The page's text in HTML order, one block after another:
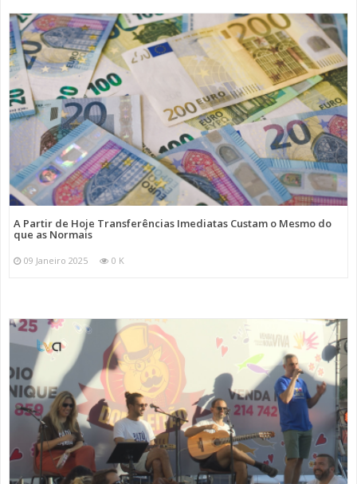
A Partir de Hoje Transferências Imediatas Custam o Mesmo do
que as Normais
09 Janeiro 2025 0 K